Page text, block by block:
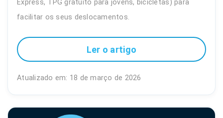
Express, TPG gratuito para jovens, bicicletas) para
facilitar os seus deslocamentos.
Ler o artigo
Atualizado em: 18 de março de 2026